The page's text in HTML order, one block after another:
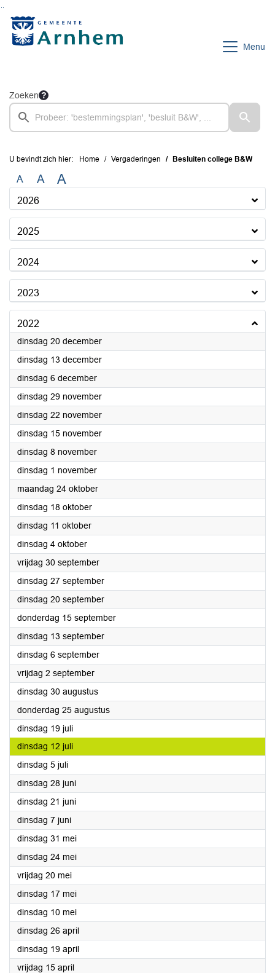
Menu
Zoeken
U bevindt zich hier: Home Vergaderingen Besluiten college B&W
A A A
2026
2025
2024
2023
2022
dinsdag 20 december2022
dinsdag 13 december2022
dinsdag 6 december2022
dinsdag 29 november2022
dinsdag 22 november2022
dinsdag 15 november2022
dinsdag 8 november2022
dinsdag 1 november2022
maandag 24 oktober2022
dinsdag 18 oktober2022
dinsdag 11 oktober2022
dinsdag 4 oktober2022
vrijdag 30 september2022
dinsdag 27 september2022
dinsdag 20 september2022
donderdag 15 september2022
dinsdag 13 september2022
dinsdag 6 september2022
vrijdag 2 september2022
dinsdag 30 augustus2022
donderdag 25 augustus2022
dinsdag 19 juli2022
dinsdag 12 juli2022
dinsdag 5 juli2022
dinsdag 28 juni2022
dinsdag 21 juni2022
dinsdag 7 juni2022
dinsdag 31 mei2022
dinsdag 24 mei2022
vrijdag 20 mei2022
dinsdag 17 mei2022
dinsdag 10 mei2022
dinsdag 26 april2022
dinsdag 19 april2022
vrijdag 15 april2022